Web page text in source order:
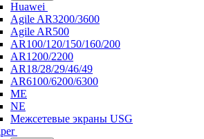
Huawei
Agile AR3200/3600
Agile AR500
AR100/120/150/160/200
AR1200/2200
AR18/28/29/46/49
AR6100/6200/6300
ME
NE
Межсетевые экраны USG